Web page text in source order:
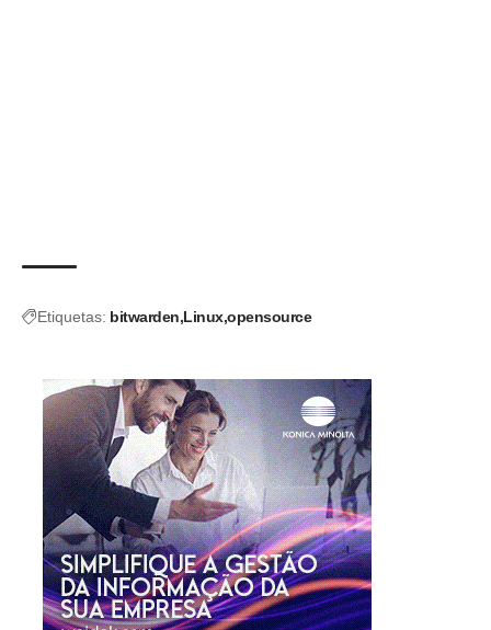
Etiquetas: bitwarden Linux opensource